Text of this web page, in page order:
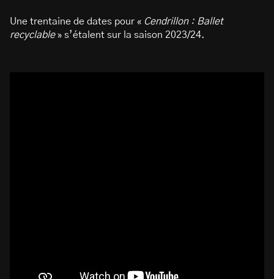
Une trentaine de dates pour « Cendrillon : Ballet
recyclable» s’étalent sur la saison 2023/24.